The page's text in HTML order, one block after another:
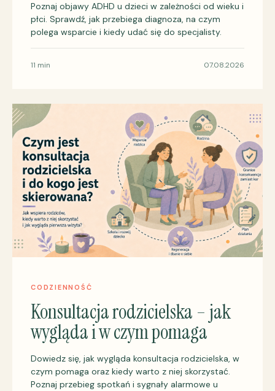
Poznaj objawy ADHD u dzieci w zależności od wieku i
płci. Sprawdź, jak przebiega diagnoza, na czym
polega wsparcie i kiedy udać się do specjalisty.
11 min 07.08.2026
CODZIENNOŚĆ
Konsultacja rodzicielska – jak
wygląda i w czym pomaga
Dowiedz się, jak wygląda konsultacja rodzicielska, w
czym pomaga oraz kiedy warto z niej skorzystać.
Poznaj przebieg spotkań i sygnały alarmowe u